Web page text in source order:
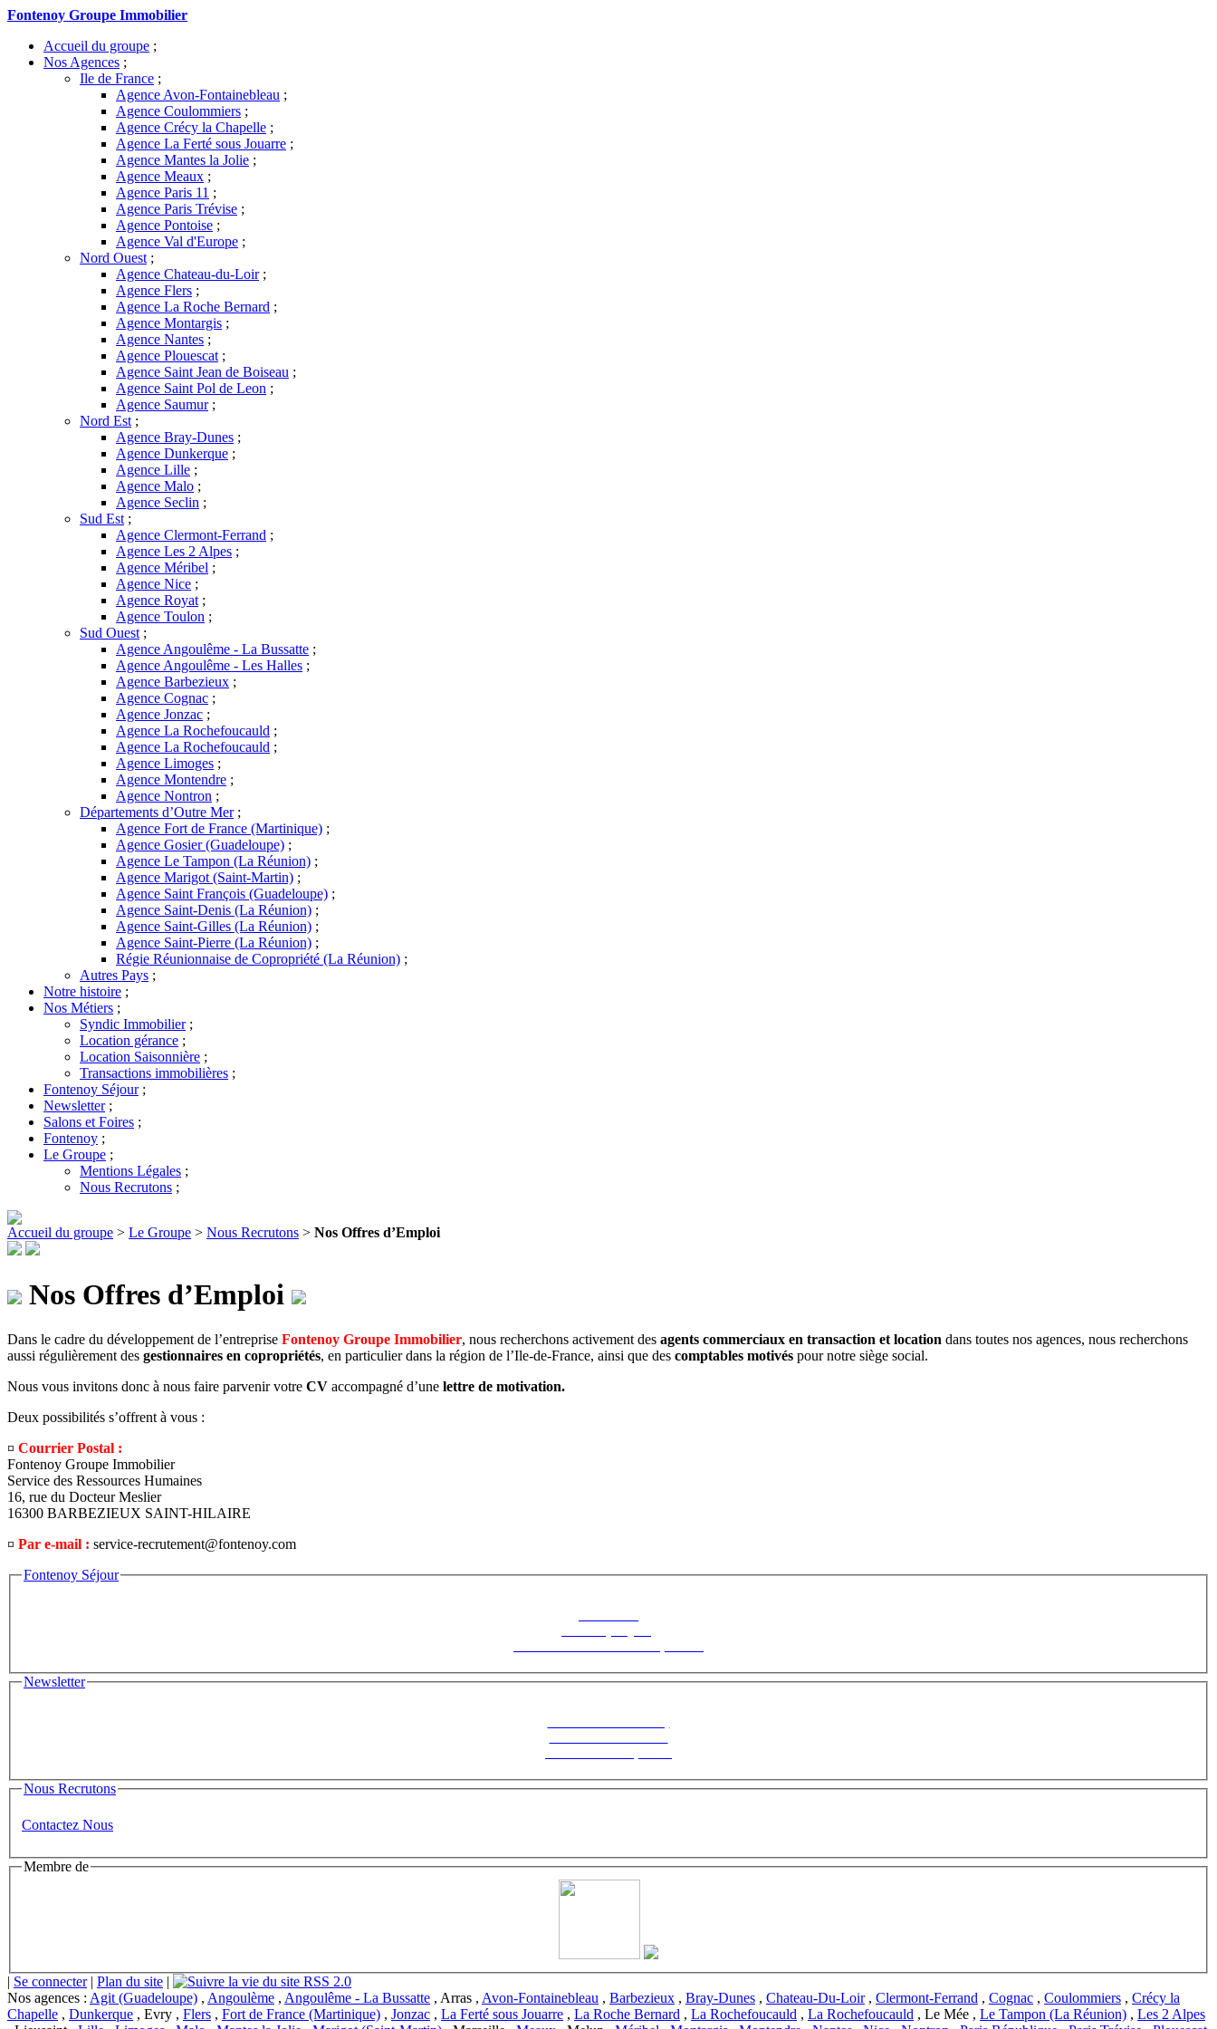
Fontenoy Groupe Immobilier
Accueil du groupe ;
Nos Agences ;
Ile de France ;
Agence Avon-Fontainebleau ;
Agence Coulommiers ;
Agence Crécy la Chapelle ;
Agence La Ferté sous Jouarre ;
Agence Mantes la Jolie ;
Agence Meaux ;
Agence Paris 11 ;
Agence Paris Trévise ;
Agence Pontoise ;
Agence Val d'Europe ;
Nord Ouest ;
Agence Chateau-du-Loir;
Agence Flers ;
Agence La Roche Bernard ;
Agence Montargis ;
Agence Nantes ;
Agence Plouescat ;
Agence Saint Jean de Boiseau ;
Agence Saint Pol de Leon ;
Agence Saumur;
Nord Est ;
Agence Bray-Dunes ;
Agence Dunkerque ;
Agence Lille ;
Agence Malo ;
Agence Seclin ;
Sud Est ;
Agence Clermont-Ferrand ;
Agence Les 2 Alpes ;
Agence Méribel ;
Agence Nice ;
Agence Royat ;
Agence Toulon ;
Sud Ouest ;
Agence Angoulême - La Bussatte ;
Agence Angoulême - Les Halles ;
Agence Barbezieux ;
Agence Cognac ;
Agence Jonzac ;
Agence La Rochefoucauld ;
Agence La Rochefoucauld ;
Agence Limoges ;
Agence Montendre ;
Agence Nontron ;
Départements d’Outre Mer;
Agence Fort de France (Martinique) ;
Agence Gosier (Guadeloupe) ;
Agence Le Tampon (La Réunion) ;
Agence Marigot (Saint-Martin) ;
Agence Saint François (Guadeloupe) ;
Agence Saint-Denis (La Réunion) ;
Agence Saint-Gilles (La Réunion) ;
Agence Saint-Pierre (La Réunion) ;
Régie Réunionnaise de Copropriété (La Réunion) ;
Autres Pays ;
Notre histoire ;
Nos Métiers ;
Syndic Immobilier;
Location gérance ;
Location Saisonnière ;
Transactions immobilières ;
Fontenoy Séjour;
Newsletter;
Salons et Foires ;
Fontenoy ;
Le Groupe ;
Mentions Légales ;
Nous Recrutons ;
Accueil du groupe > Le Groupe > Nous Recrutons > Nos Offres d’Emploi
Nos Offres d’Emploi
Dans le cadre du développement de l’entreprise Fontenoy Groupe Immobilier, nous recherchons activement des agents commerciaux en transaction et location dans toutes nos agences, nous recherchons
aussi régulièrement des gestionnaires en copropriétés, en particulier dans la région de l’Ile-de-France, ainsi que des comptables motivés pour notre siège social.
Nous vous invitons donc à nous faire parvenir votre CV accompagné d’une lettre de motivation.
Deux possibilités s’offrent à vous :
¤ Courrier Postal :
Fontenoy Groupe Immobilier
Service des Ressources Humaines
16, rue du Docteur Meslier
16300 BARBEZIEUX SAINT-HILAIRE
¤ Par e-mail : service-recrutement@fontenoy.com
Fontenoy Séjour
Newsletter
Nous Recrutons
Contactez Nous
Membre de
| Se connecter| Plan du site |
RSS 2.0
Nos agences : Agit (Guadeloupe) , Angoulème , Angoulême - La Bussatte , Arras , Avon-Fontainebleau , Barbezieux , Bray-Dunes , Chateau-Du-Loir, Clermont-Ferrand , Cognac , Coulommiers , Crécy la
Chapelle , Dunkerque , Evry , Flers , Fort de France (Martinique) , Jonzac , La Ferté sous Jouarre , La Roche Bernard , La Rochefoucauld , La Rochefoucauld , Le Mée , Le Tampon (La Réunion) , Les 2 Alpes